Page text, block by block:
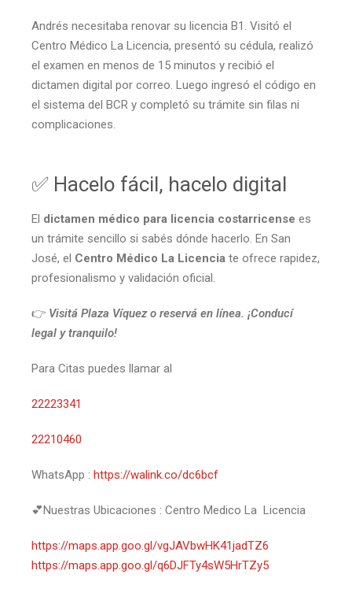
Andrés necesitaba renovar su licencia B1. Visitó el
Centro Médico La Licencia, presentó su cédula, realizó
el examen en menos de 15 minutos y recibió el
dictamen digital por correo. Luego ingresó el código en
el sistema del BCR y completó su trámite sin filas ni
complicaciones.
✅ Hacelo fácil, hacelo digital
El dictamen médico para licencia costarricense es
un trámite sencillo si sabés dónde hacerlo. En San
José, el Centro Médico La Licencia te ofrece rapidez,
profesionalismo y validación oficial.
👉 Visitá Plaza Víquez o reservá en línea. ¡Conducí
legal y tranquilo!
Para Citas puedes llamar al
22223341
22210460
WhatsApp : https://walink.co/dc6bcf
💕Nuestras Ubicaciones : Centro Medico La Licencia
https://maps.app.goo.gl/vgJAVbwHK41jadTZ6
https://maps.app.goo.gl/q6DJFTy4sW5HrTZy5